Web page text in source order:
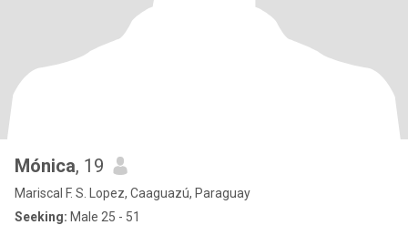
Mónica, 19
Mariscal F. S. Lopez, Caaguazú, Paraguay
Seeking: Male 25 - 51